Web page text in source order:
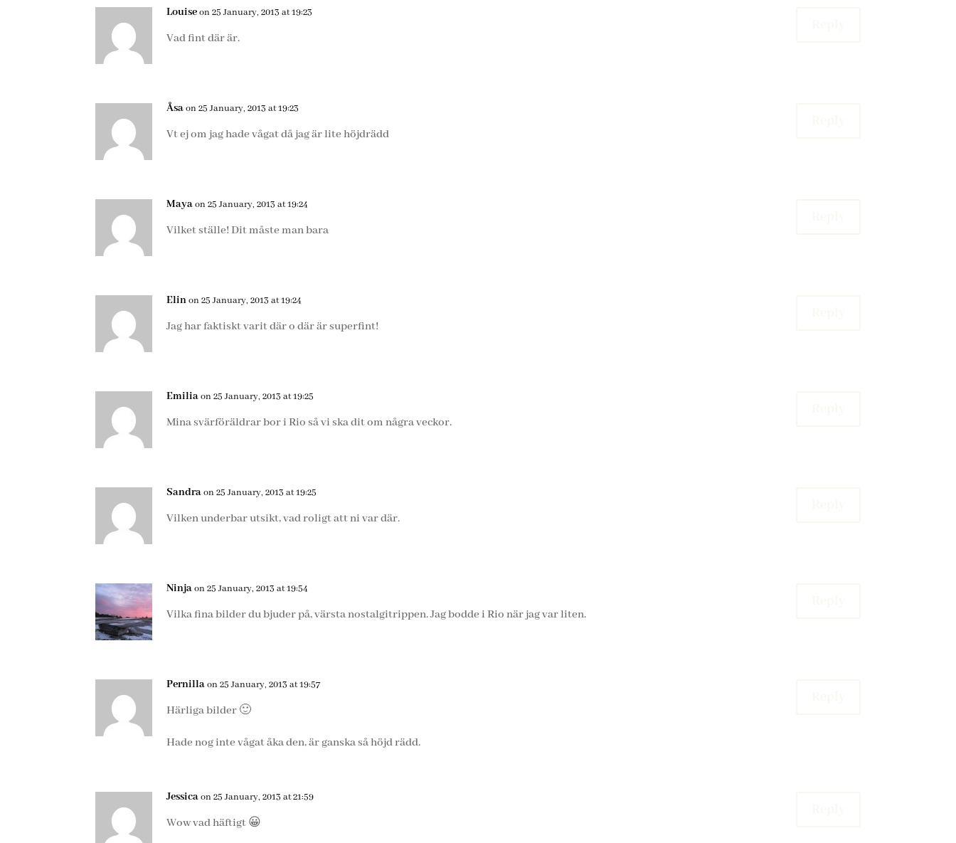
Louise on 25 January, 2013 at 19:23
Vad fint där är.
Åsa on 25 January, 2013 at 19:23
Vt ej om jag hade vågat då jag är lite höjdrädd
Maya on 25 January, 2013 at 19:24
Vilket ställe! Dit måste man bara
Elin on 25 January, 2013 at 19:24
Jag har faktiskt varit där o där är superfint!
Emilia on 25 January, 2013 at 19:25
Mina svärföräldrar bor i Rio så vi ska dit om några veckor.
Sandra on 25 January, 2013 at 19:25
Vilken underbar utsikt, vad roligt att ni var där.
Ninja on 25 January, 2013 at 19:54
Vilka fina bilder du bjuder på, värsta nostalgitrippen. Jag bodde i Rio när jag var liten.
Pernilla on 25 January, 2013 at 19:57
Härliga bilder 🙂
Hade nog inte vågat åka den, är ganska så höjd rädd.
Jessica on 25 January, 2013 at 21:59
Wow vad häftigt 😀